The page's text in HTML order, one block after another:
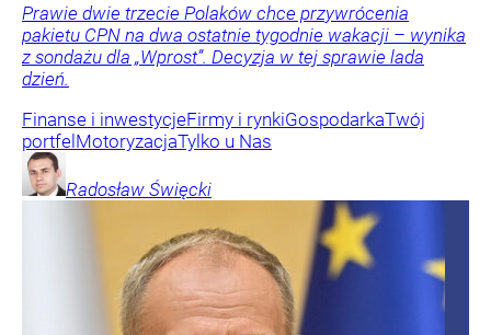
Prawie dwie trzecie Polaków chce przywrócenia
pakietu CPN na dwa ostatnie tygodnie wakacji – wynika
z sondażu dla „Wprost”. Decyzja w tej sprawie lada
dzień.
Finanse i inwestycjeFirmy i rynkiGospodarkaTwój
portfelMotoryzacjaTylko u Nas
Radosław Święcki